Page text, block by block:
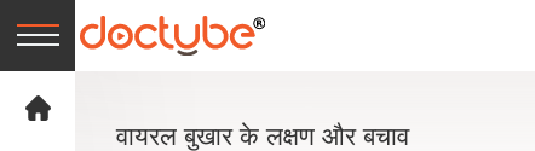
वायरल बुखार के लक्षण और बचाव